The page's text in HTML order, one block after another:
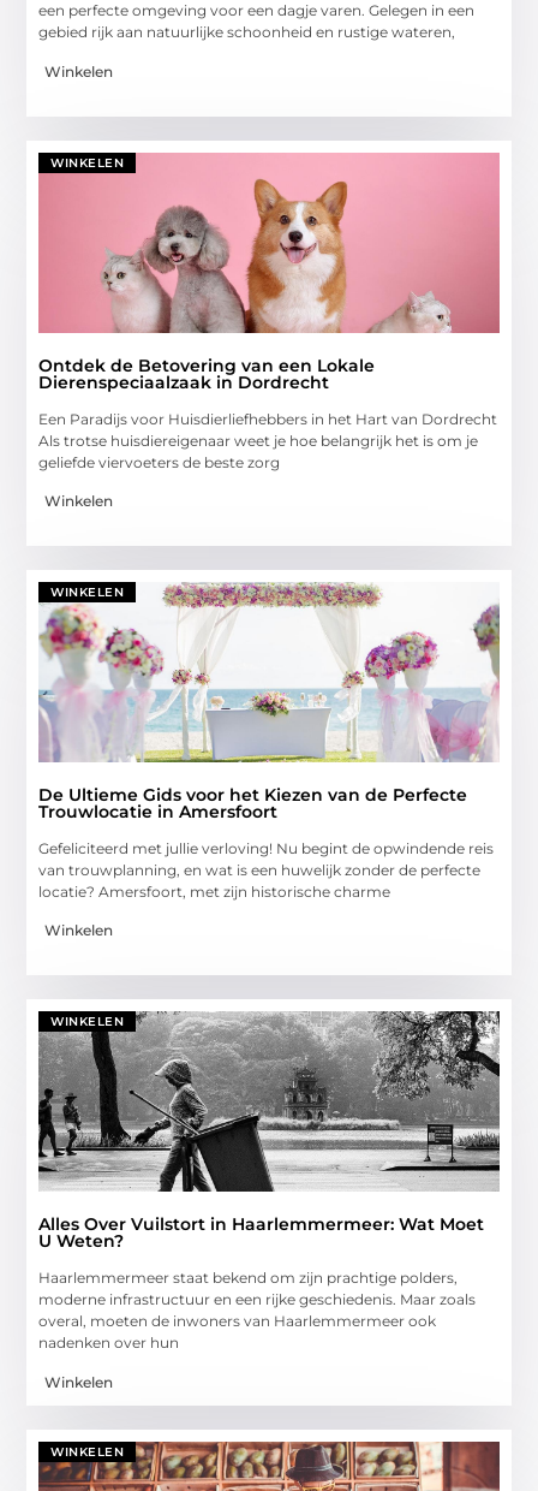
een perfecte omgeving voor een dagje varen. Gelegen in een
gebied rijk aan natuurlijke schoonheid en rustige wateren,
Winkelen
WINKELEN
Ontdek de Betovering van een Lokale
Dierenspeciaalzaak in Dordrecht
Een Paradijs voor Huisdierliefhebbers in het Hart van Dordrecht
Als trotse huisdiereigenaar weet je hoe belangrijk het is om je
geliefde viervoeters de beste zorg
Winkelen
WINKELEN
De Ultieme Gids voor het Kiezen van de Perfecte
Trouwlocatie in Amersfoort
Gefeliciteerd met jullie verloving! Nu begint de opwindende reis
van trouwplanning, en wat is een huwelijk zonder de perfecte
locatie? Amersfoort, met zijn historische charme
Winkelen
WINKELEN
Alles Over Vuilstort in Haarlemmermeer: Wat Moet
U Weten?
Haarlemmermeer staat bekend om zijn prachtige polders,
moderne infrastructuur en een rijke geschiedenis. Maar zoals
overal, moeten de inwoners van Haarlemmermeer ook
nadenken over hun
Winkelen
WINKELEN